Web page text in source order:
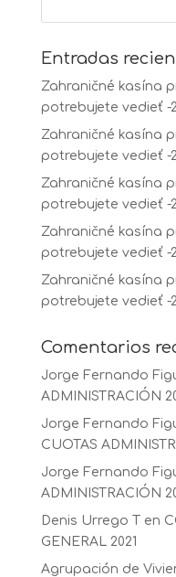
Entradas
Zahraničné kasína
potrebujete vedieť -
Zahraničné kasína
potrebujete vedieť -
Zahraničné kasína
potrebujete vedieť -
Zahraničné kasína
potrebujete vedieť -
Zahraničné kasína
potrebujete vedieť -
Comentarios
Jorge Fernando
ADMINISTRACIÓN
Jorge Fernando
CUOTAS
Jorge Fernando
ADMINISTRACIÓN
Denis Urrego T
en
GENERAL 2021
Agrupación de